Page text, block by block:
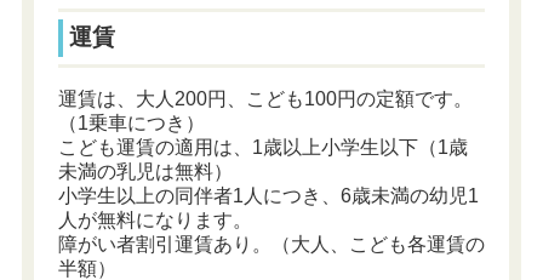
運賃
運賃は、大人200円、こども100円の定額です。
（1乗車につき）
こども運賃の適用は、1歳以上小学生以下（1歳
未満の乳児は無料）
小学生以上の同伴者1人につき、6歳未満の幼児1
人が無料になります。
障がい者割引運賃あり。（大人、こども各運賃の
半額）